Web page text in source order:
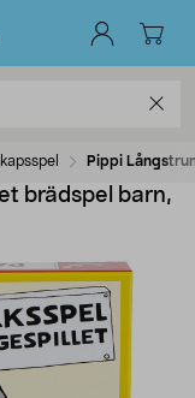
Pippi
brädspel barn,